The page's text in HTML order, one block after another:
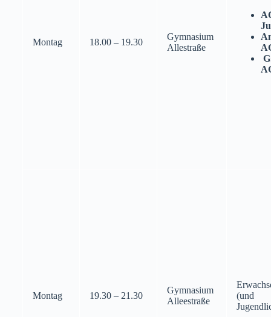
Montag 18.00 – 19.30
Gymnasium
Allestraße
Montag 19.30 – 21.30
Gymnasium
Alleestraße
(und